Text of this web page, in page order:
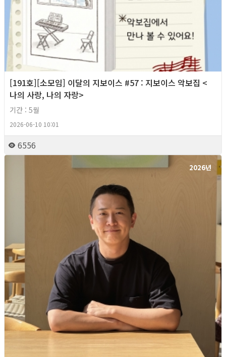
[191호][소모임] 이달의 지보이스 #57 : 지보이스 악보집 <
나의 사랑, 나의 자랑>
기간 : 5월
2026-06-10 10:01
6556
2026년